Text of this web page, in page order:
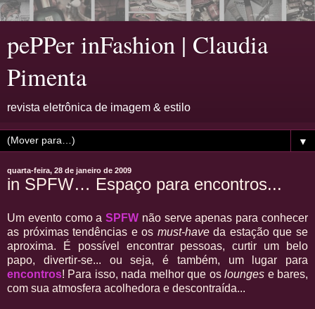
pePPer inFashion | Claudia
Pimenta
revista eletrônica de imagem & estilo
▼
quarta-feira, 28 de janeiro de 2009
in SPFW… Espaço para encontros...
Um evento como aSPFW não serve apenas para conhecer
as próximas tendências e os must-haveda estação que se
aproxima. É possível encontrar pessoas, curtir um belo
papo, divertir-se... ou seja, é também, um lugar para
encontros! Para isso, nada melhor que oslounges e bares,
com sua atmosfera acolhedora e descontraída...